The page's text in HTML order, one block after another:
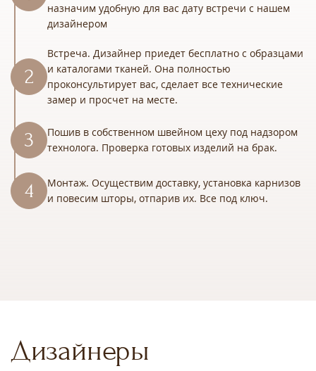
назначим удобную для вас дату встречи с нашем
дизайнером
Встреча. Дизайнер приедет бесплатно с образцами
и каталогами тканей. Она полностью
проконсультирует вас, сделает все технические
замер и просчет на месте.
Пошив в собственном швейном цеху под надзором
технолога. Проверка готовых изделий на брак.
Монтаж. Осуществим доставку, установка карнизов
и повесим шторы, отпарив их. Все под ключ.
Дизайнеры